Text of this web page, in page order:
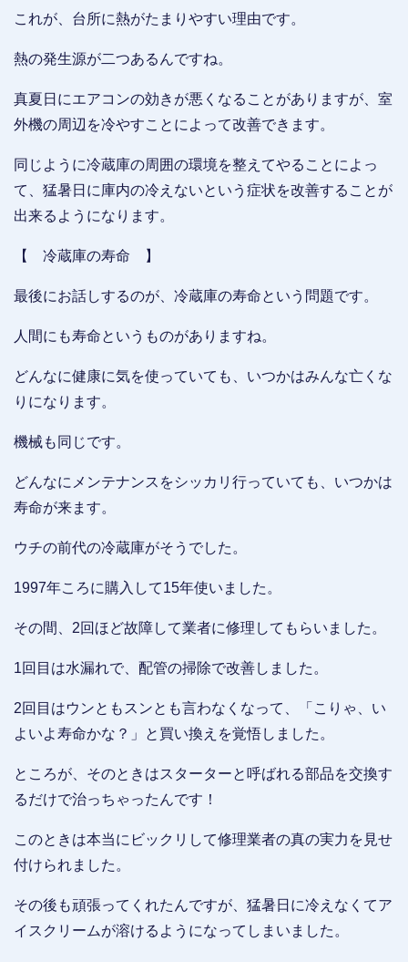
これが、台所に熱がたまりやすい理由です。
熱の発生源が二つあるんですね。
真夏日にエアコンの効きが悪くなることがありますが、室
外機の周辺を冷やすことによって改善できます。
同じように冷蔵庫の周囲の環境を整えてやることによっ
て、猛暑日に庫内の冷えないという症状を改善することが
出来るようになります。
【 冷蔵庫の寿命 】
最後にお話しするのが、冷蔵庫の寿命という問題です。
人間にも寿命というものがありますね。
どんなに健康に気を使っていても、いつかはみんな亡くな
りになります。
機械も同じです。
どんなにメンテナンスをシッカリ行っていても、いつかは
寿命が来ます。
ウチの前代の冷蔵庫がそうでした。
1997年ころに購入して15年使いました。
その間、2回ほど故障して業者に修理してもらいました。
1回目は水漏れで、配管の掃除で改善しました。
2回目はウンともスンとも言わなくなって、「こりゃ、い
よいよ寿命かな？」と買い換えを覚悟しました。
ところが、そのときはスターターと呼ばれる部品を交換す
るだけで治っちゃったんです！
このときは本当にビックリして修理業者の真の実力を見せ
付けられました。
その後も頑張ってくれたんですが、猛暑日に冷えなくてア
イスクリームが溶けるようになってしまいました。